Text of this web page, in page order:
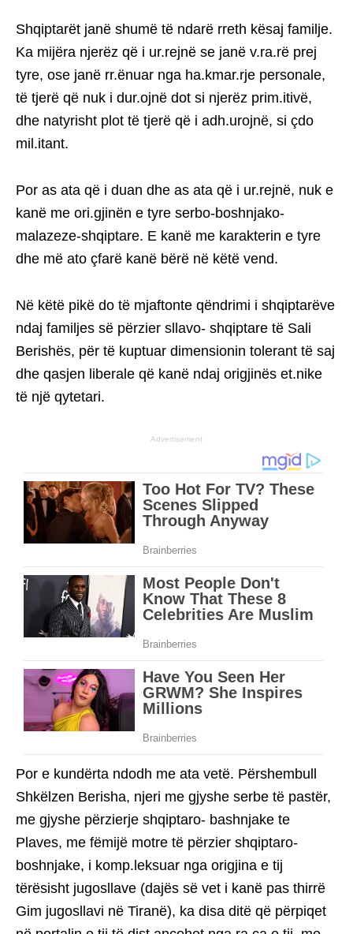
Shqiptarët janë shumë të ndarë rreth kësaj familje.
Ka mijëra njerëz që i ur.rejnë se janë v.ra.rë prej
tyre, ose janë rr.ënuar nga ha.kmar.rje personale,
të tjerë që nuk i dur.ojnë dot si njerëz prim.itivë,
dhe natyrisht plot të tjerë që i adh.urojnë, si çdo
mil.itant.
Por as ata që i duan dhe as ata që i ur.rejnë, nuk e
kanë me ori.gjinën e tyre serbo-boshnjako-
malazeze-shqiptare. E kanë me karakterin e tyre
dhe më ato çfarë kanë bërë në këtë vend.
Në këtë pikë do të mjaftonte qëndrimi i shqiptarëve
ndaj familjes së përzier sllavo- shqiptare të Sali
Berishës, për të kuptuar dimensionin tolerant të saj
dhe qasjen liberale që kanë ndaj origjinës et.nike
të një qytetari.
Advertisement
Por e kundërta ndodh me ata vetë. Përshembull
Shkëlzen Berisha, njeri me gjyshe serbe të pastër,
me gjyshe përzierje shqiptaro- bashnjake te
Plaves, me fëmijë motre të përzier shqiptaro-
boshnjake, i komp.leksuar nga origjina e tij
tërësisht jugosllave (dajës së vet i kanë pas thirrë
Gim jugosllavi në Tiranë), ka disa ditë që përpiqet